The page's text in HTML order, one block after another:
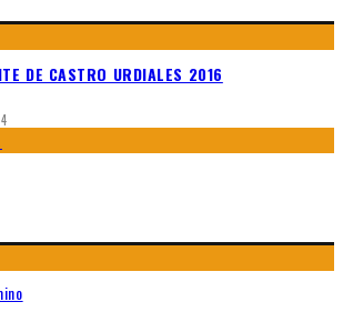
DE CASTRO URDIALES 2016